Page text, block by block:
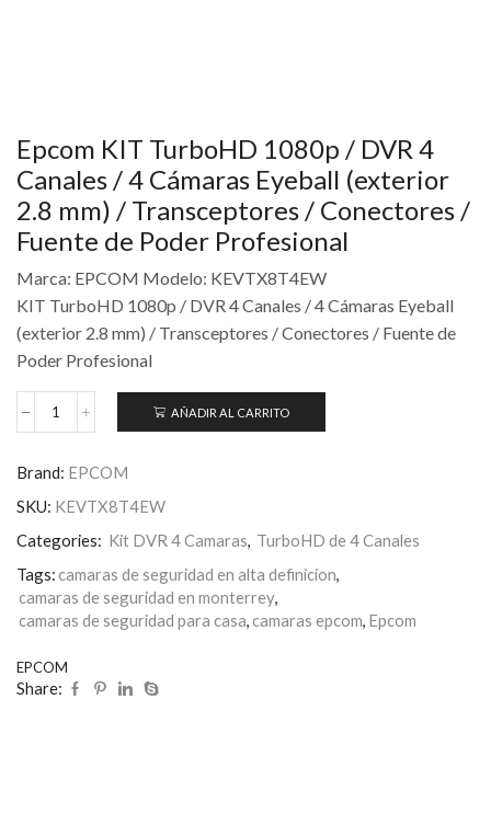
Epcom KIT TurboHD 1080p / DVR 4
Canales / 4 Cámaras Eyeball (exterior
2.8 mm) / Transceptores / Conectores /
Fuente de Poder Profesional
Marca: EPCOM Modelo: KEVTX8T4EW
KIT TurboHD 1080p / DVR 4 Canales / 4 Cámaras Eyeball
(exterior 2.8 mm) / Transceptores / Conectores / Fuente de
Poder Profesional
AÑADIR AL CARRITO
Brand: EPCOM
SKU: KEVTX8T4EW
Categories: Kit DVR 4 Camaras, TurboHD de 4 Canales
Tags: camaras de seguridad en alta definicion,
camaras de seguridad en monterrey,
camaras de seguridad para casa, camaras epcom, Epcom
EPCOM
Share: